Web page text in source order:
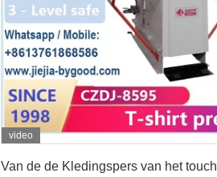
video
Van de de Kledingspers van het touch